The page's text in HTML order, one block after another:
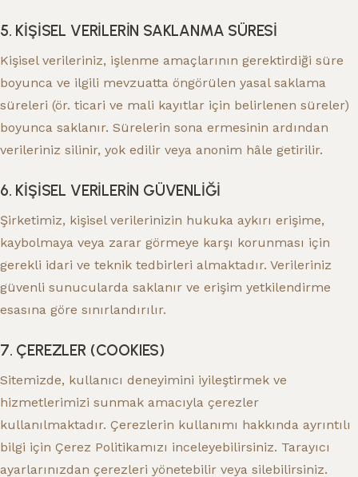
5. KİŞİSEL VERİLERİN SAKLANMA SÜRESİ
Kişisel verileriniz, işlenme amaçlarının gerektirdiği süre
boyunca ve ilgili mevzuatta öngörülen yasal saklama
süreleri (ör. ticari ve mali kayıtlar için belirlenen süreler)
boyunca saklanır. Sürelerin sona ermesinin ardından
verileriniz silinir, yok edilir veya anonim hâle getirilir.
6. KİŞİSEL VERİLERİN GÜVENLİĞİ
Şirketimiz, kişisel verilerinizin hukuka aykırı erişime,
kaybolmaya veya zarar görmeye karşı korunması için
gerekli idari ve teknik tedbirleri almaktadır. Verileriniz
güvenli sunucularda saklanır ve erişim yetkilendirme
esasına göre sınırlandırılır.
7. ÇEREZLER (COOKIES)
Sitemizde, kullanıcı deneyimini iyileştirmek ve
hizmetlerimizi sunmak amacıyla çerezler
kullanılmaktadır. Çerezlerin kullanımı hakkında ayrıntılı
bilgi için Çerez Politikamızı inceleyebilirsiniz. Tarayıcı
ayarlarınızdan çerezleri yönetebilir veya silebilirsiniz.